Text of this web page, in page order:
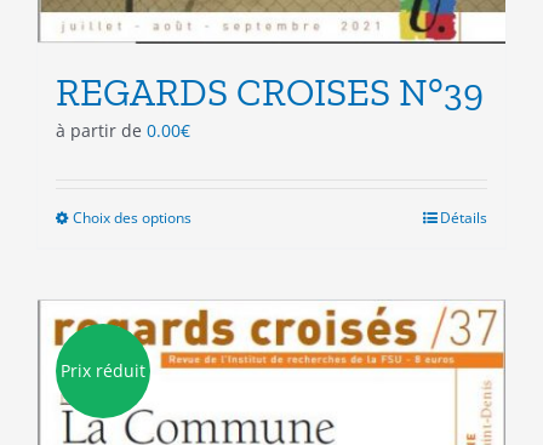
REGARDS CROISES N°39
à partir de 0.00€
Choix des optionsCe
plusieurs
variations.
Les
être
Détails
Prix réduit